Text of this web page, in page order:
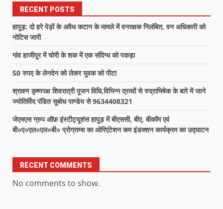
RECENT POSTS
हापुड़: दो हरे पेड़ों के अवैध कटान के मामले में वनरक्षक निलंबित, वन अधिकारी को
नोटिस जारी
गांव हाजीपुर में चोरी के शक में एक संदिग्ध को पकड़ा
50 रुपए के लेनदेन को लेकर युवक को पीटा
श्रावण कृष्णपक्ष शिवरात्री पूजन विधि,विभिन्न द्रव्यों से रुद्राभिषेक के बारे में जाने
ज्योतिर्विद पंडित सुबोध पाण्डेय से 9634408321
जेएमएस ग्रुप ऑफ़ इंस्टीट्यूशंस हापुड़ में बीएससी, बीए, बीकॉम एवं
बी०ए०एल०एल०बी० प्रोग्राम्स का ओरिएंटेशन कम इंडक्शन कार्यक्रम का उद्घाटन
RECENT COMMENTS
No comments to show.